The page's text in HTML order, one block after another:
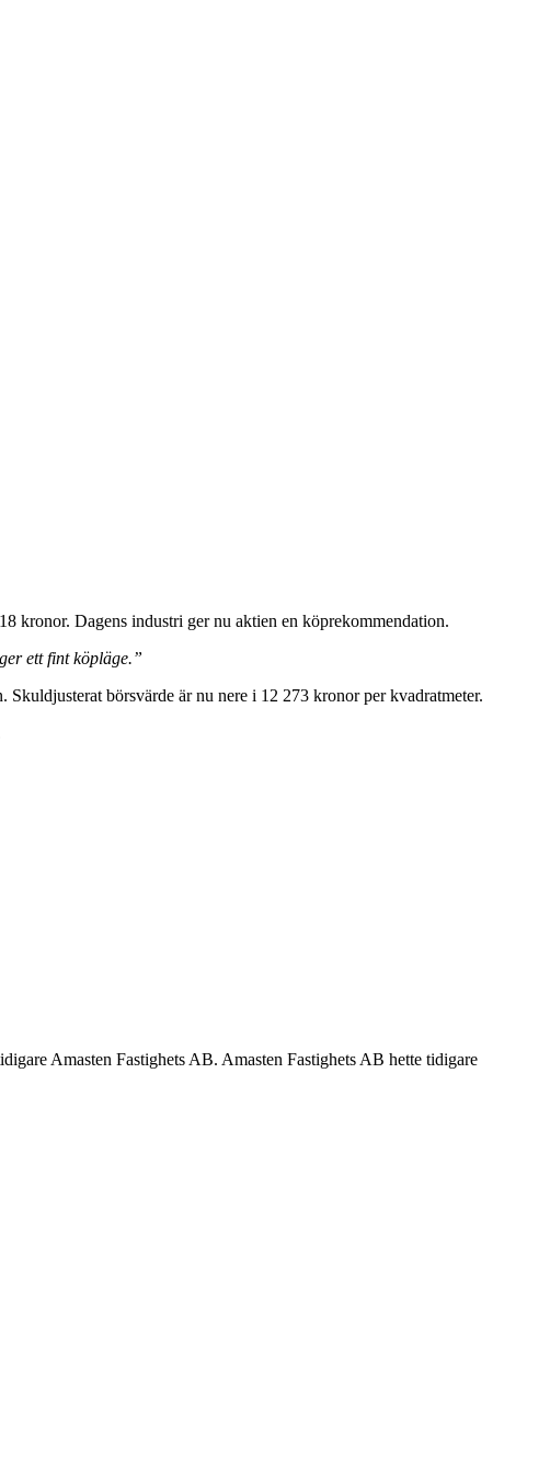
kronor. Dagens industri ger nu aktien en köprekommendation.
ett fint köpläge.”
börsvärde är nu nere i 12 273 kronor per kvadratmeter.
Amasten Fastighets AB. Amasten Fastighets AB hette tidigare